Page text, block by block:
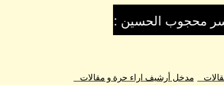
مدخل أرشيف اراء حرة و مقالات